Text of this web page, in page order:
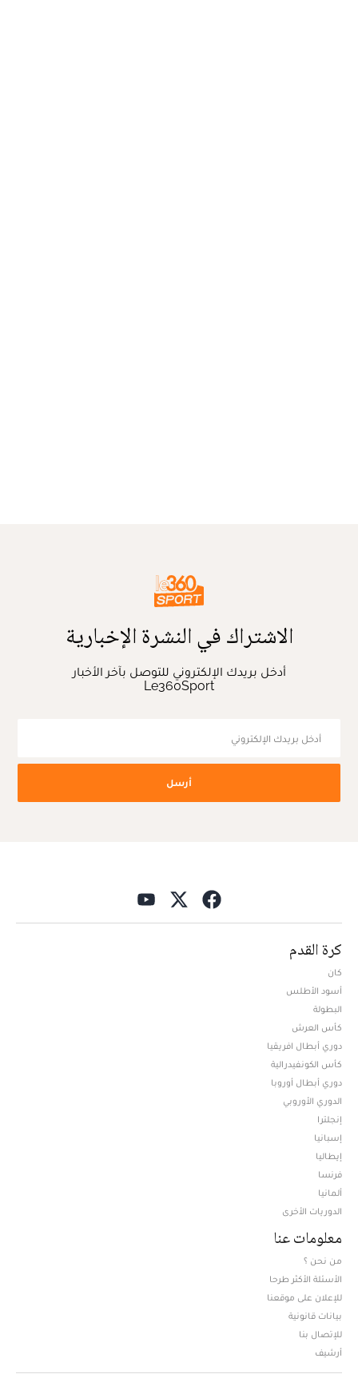
الاشتراك في النشرة الإخبارية
أدخل بريدك الإلكتروني للتوصل بآخر الأخبار
Le360Sport
أرسل
كرة القدم
كان
أسود الأطلس
البطولة
كأس العرش
دوري أبطال افريقيا
كأس الكونفيدرالية
دوري أبطال أوروبا
الدوري الأوروبي
إنجلترا
إسبانيا
إيطاليا
فرنسا
ألمانيا
الدوريات الأخرى
معلومات عنا
من نحن ؟
الأسئلة الأكثر طرحا
للإعلان على موقعنا
بيانات قانونية
للإتصال بنا
أرشيف